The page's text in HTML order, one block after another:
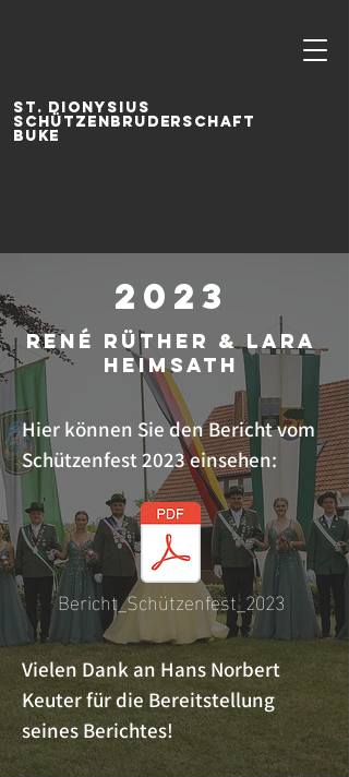
ST. DIONYSIUS
SCHÜTZENBRUDERSCHAFT
BUKE
2023
René Rüther & Lara
Heimsath
Hier können Sie den Bericht vom
Schützenfest 2023 einsehen:
Vielen Dank an Hans Norbert
Keuter für die Bereitstellung
seines Berichtes!
Bericht_Schützenfest_2023